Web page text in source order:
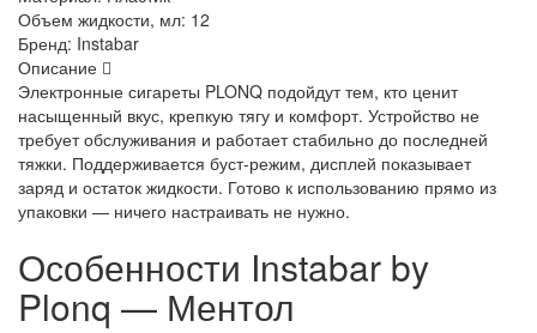
Объем жидкости, мл: 12
Бренд: Instabar
Описание
Электронные сигареты PLONQ подойдут тем, кто ценит
насыщенный вкус, крепкую тягу и комфорт. Устройство не
требует обслуживания и работает стабильно до последней
тяжки. Поддерживается буст-режим, дисплей показывает
заряд и остаток жидкости. Готово к использованию прямо из
упаковки — ничего настраивать не нужно.
Особенности Instabar by
Plonq — Ментол